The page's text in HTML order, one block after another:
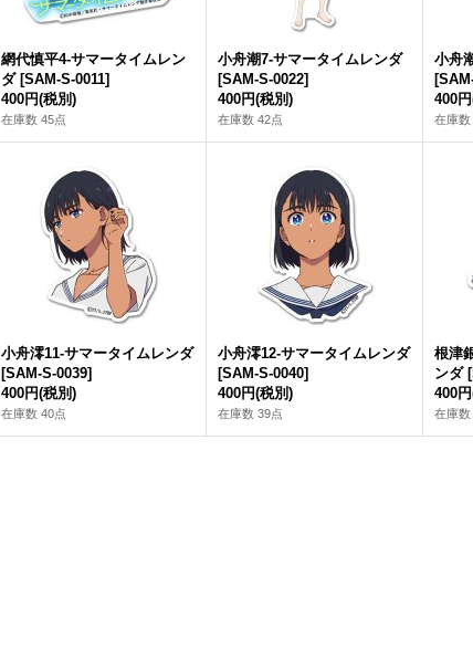
網代慎平4-サマータイムレン
ダ [SAM-S-0011]
400円(税別)
在庫数 45点
小舟潮7-サマータイムレンダ
[SAM-S-0022]
400円(税別)
在庫数 42点
小舟
[
400円
在庫数
小舟澪11-サマータイムレンダ
[SAM-S-0039]
400円(税別)
在庫数 40点
小舟澪12-サマータイムレンダ
[SAM-S-0040]
400円(税別)
在庫数 39点
根津
ンダ [
400円
在庫数